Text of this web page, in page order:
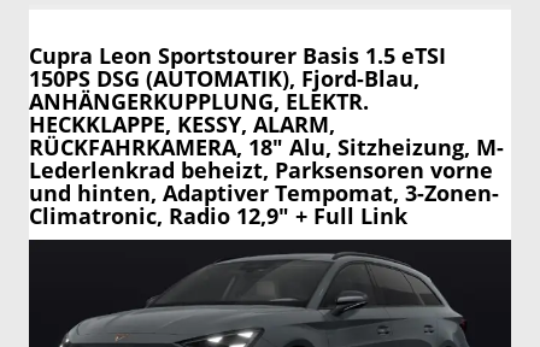
Cupra Leon Sportstourer Basis 1.5 eTSI
150PS DSG (AUTOMATIK), Fjord-Blau,
ANHÄNGERKUPPLUNG, ELEKTR.
HECKKLAPPE, KESSY, ALARM,
RÜCKFAHRKAMERA, 18" Alu, Sitzheizung, M-
Lederlenkrad beheizt, Parksensoren vorne
und hinten, Adaptiver Tempomat, 3-Zonen-
Climatronic, Radio 12,9" + Full Link